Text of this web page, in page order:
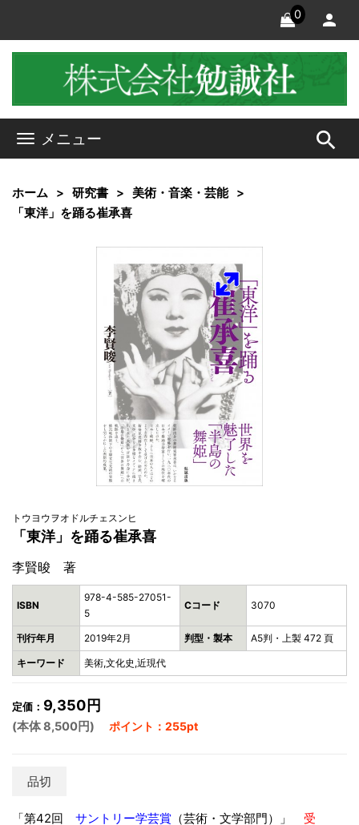
0
メニュー search
ホーム 研究書
美術・音楽・芸能
「東洋」を踊る崔承喜
トウヨウヲオドルチェスンヒ
「東洋」を踊る崔承喜
李賢晙 著
ISBN
978-4-585-27051-
5
Cコード 3070
刊行年月 2019年2月 判型・製本 A5判・上製 472 頁
キーワード 美術,文化史,近現代
定価： 9,350円
(本体 8,500円) ポイント：255pt
品切
「第42回 サントリー学芸賞 （芸術・文学部門）」
受